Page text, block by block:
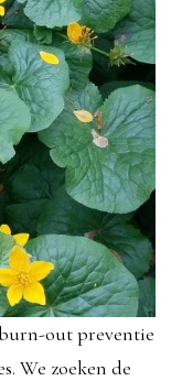
out preventie
We zoeken de